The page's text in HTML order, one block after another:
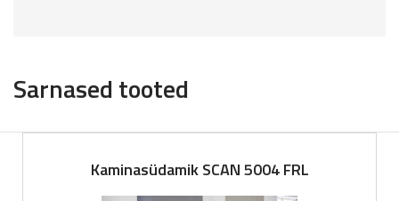
Sarnased tooted
Kaminasüdamik SCAN 5004 FRL